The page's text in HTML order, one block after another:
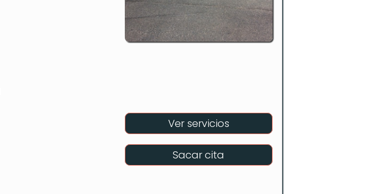
Ver servicios
Sacar cita